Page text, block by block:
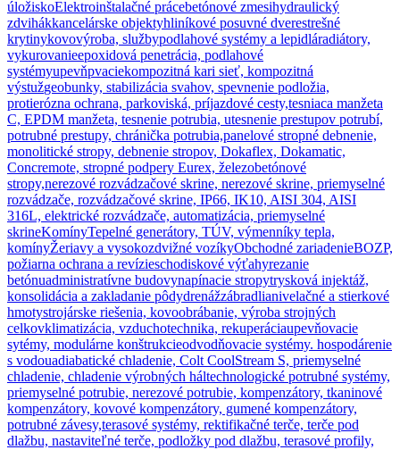
úložiskoElektroinštalačné prácebetónové zmesihydraulický
zdvihákkancelárske objektyhliníkové posuvné dverestrešné
krytinykovovýroba, službypodlahové systémy a lepidláradiátory,
vykurovanieepoxidová penetrácia, podlahové
systémyupevňpvaciekompozitná kari sieť, kompozitná
výstužgeobunky, stabilizácia svahov, spevnenie podložia,
protierózna ochrana, parkoviská, príjazdové cesty,tesniaca manžeta
C, EPDM manžeta, tesnenie potrubia, utesnenie prestupov potrubí,
potrubné prestupy, chránička potrubia,panelové stropné debnenie,
monolitické stropy, debnenie stropov, Dokaflex, Dokamatic,
Concremote, stropné podpery Eurex, železobetónové
stropy,nerezové rozvádzačové skrine, nerezové skrine, priemyselné
rozvádzače, rozvádzačové skrine, IP66, IK10, AISI 304, AISI
316L, elektrické rozvádzače, automatizácia, priemyselné
skrineKomínyTepelné generátory, TÚV, výmenníky tepla,
komínyŽeriavy a vysokozdvižné vozíkyObchodné zariadenieBOZP,
požiarna ochrana a revízieschodiskové výťahyrezanie
betónuadministratívne budovynapínacie stropytrysková injektáž,
konsolidácia a zakladanie pôdydrenážzábradlianivelačné a stierkové
hmotystrojárske riešenia, kovoobrábanie, výroba strojných
celkovklimatizácia, vzduchotechnika, rekuperáciaupevňovacie
sytémy, modulárne konštrukcieodvodňovacie systémy. hospodárenie
s vodouadiabatické chladenie, Colt CoolStream S, priemyselné
chladenie, chladenie výrobných háltechnologické potrubné systémy,
priemyselné potrubie, nerezové potrubie, kompenzátory, tkaninové
kompenzátory, kovové kompenzátory, gumené kompenzátory,
potrubné závesy,terasové systémy, rektifikačné terče, terče pod
dlažbu, nastaviteľné terče, podložky pod dlažbu, terasové profily,